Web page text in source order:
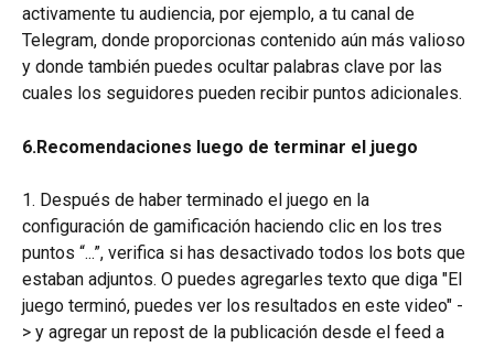
activamente tu audiencia, por ejemplo, a tu canal de
Telegram, donde proporcionas contenido aún más valioso
y donde también puedes ocultar palabras clave por las
cuales los seguidores pueden recibir puntos adicionales.
6.Recomendaciones luego de terminar el juego
1. Después de haber terminado el juego en la
configuración de gamificación haciendo clic en los tres
puntos “...”, verifica si has desactivado todos los bots que
estaban adjuntos. O puedes agregarles texto que diga "El
juego terminó, puedes ver los resultados en este video" -
> y agregar un repost de la publicación desde el feed a